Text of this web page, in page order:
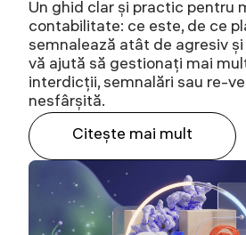
Un ghid clar și practic pentru
contabilitate: ce este, de ce
semnalează atât de agresiv
vă ajută să gestionați mai
interdicții, semnalări sau re-
nesfârșită.
Citeşte mai mult